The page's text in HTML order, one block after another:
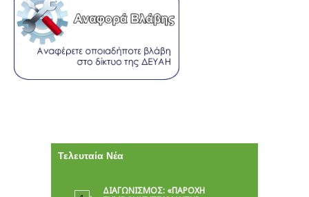
Τελευταία Νέα
ΔΙΑΓΩΝΙΣΜΟΣ: «ΠΑΡΟΧΉ